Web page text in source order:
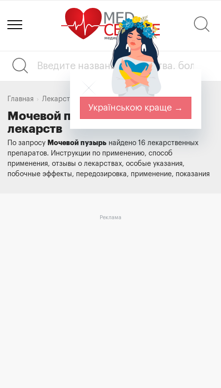
Главная Лекарства
Мочевой пузырь. Справочник
лекарств
По запросу Мочевой пузырь найдено 16 лекарственных
препаратов. Инструкции по применению, способ
применения, отзывы о лекарствах, особые указания,
побочные эффекты, передозировка, применение, показания
Реклама
Українською краще →